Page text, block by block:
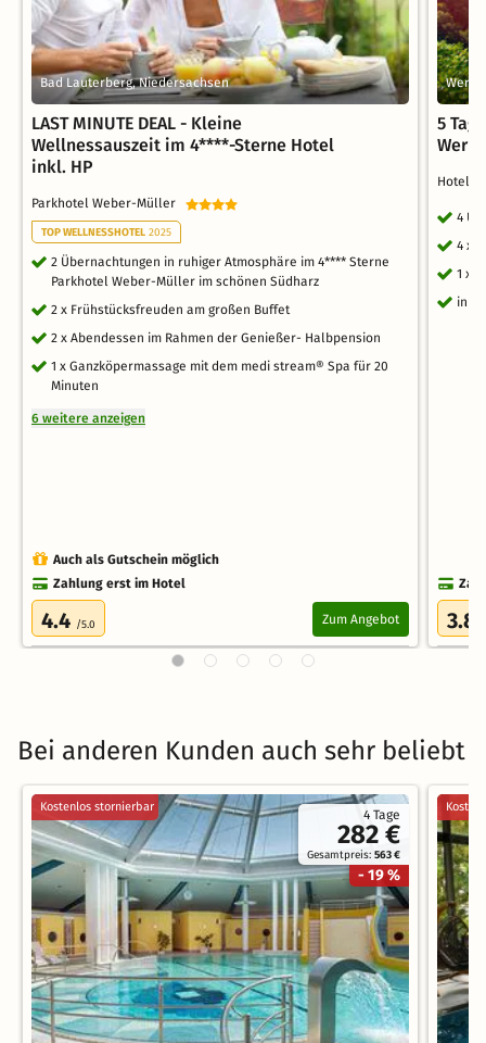
Bad Lauterberg, Niedersachsen
LAST MINUTE DEAL - Kleine
Wellnessauszeit im 4****-Sterne Hotel
inkl. HP
Parkhotel Weber-Müller
TOP WELLNESSHOTEL 2025
2 Übernachtungen in ruhiger Atmosphäre im 4**** Sterne
Parkhotel Weber-Müller im schönen Südharz
2 x Frühstücksfreuden am großen Buffet
2 x Abendessen im Rahmen der Genießer- Halbpension
1 x Ganzköpermassage mit dem medi stream® Spa für 20
Minuten
6 weitere anzeigen
Auch als Gutschein möglich
Zahlung erst im Hotel
4.4 /5.0 Zum Angebot
5
Hotel
4
4 x
1 x
inkl.
3.8
Bei anderen Kunden auch sehr beliebt
4 Tage
282 €
Gesamtpreis:563 €
- 19 %
Kostenlos stornierbar